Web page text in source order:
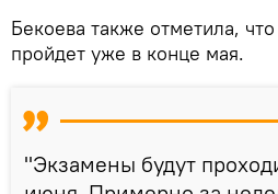
Бекоева также отметила,
пройдет уже в конце мая.
"Экзамены будут